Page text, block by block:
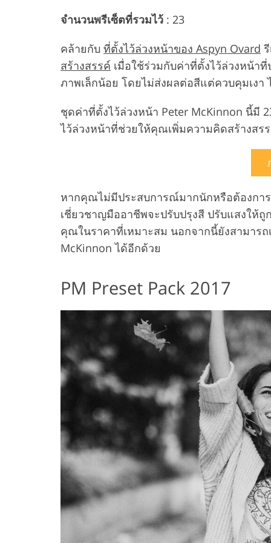
จำนวนพรีเซ็ตที่รวมไว้ : 23
คล้ายกับ ที่ตั้งไว้ล่วงหน้าของ Aspyn Ovard
สร้างสรรค์ เมื่อใช้ร่วมกับค่าที่ตั้งไว้ล่วงหน้า
ภาพเล็กน้อย โดยไม่ส่งผลต่อสีแต่ควบคุมเงา
ชุดค่าที่ตั้งไว้ล่วงหน้า Peter McKinnon นี้มี
ไว้ล่วงหน้าที่ช่วยให้คุณเพิ่มความคิดสร้างส
หากคุณไม่มีประสบการณ์มากนักหรือต้องกา
เชี่ยวชาญมืออาชีพจะปรับปรุงสี ปรับแสงให้
คุณในราคาที่เหมาะสม นอกจากนี้ยังสามาร
McKinnon ได้อีกด้วย
PM Preset Pack 2017